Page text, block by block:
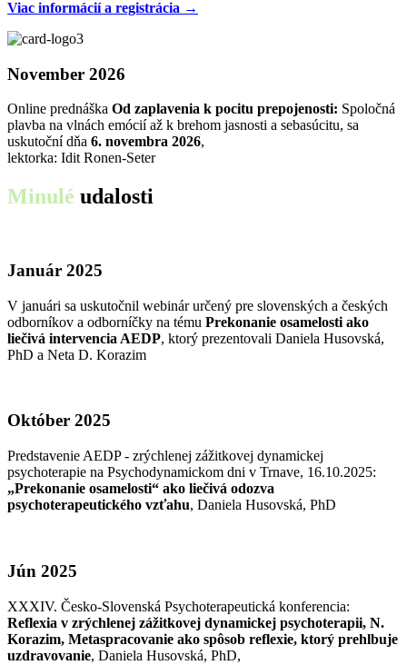
Viac informácií a registrácia →
November 2026
Online prednáška Od zaplavenia k pocitu prepojenosti: Spoločná
plavba na vlnách emócií až k brehom jasnosti a sebasúcitu, sa
uskutoční dňa 6. novembra 2026,
lektorka: Idit Ronen-Seter
Minulé udalosti
Január 2025
V januári sa uskutočnil webinár určený pre slovenských a českých
odborníkov a odborníčky na tému Prekonanie osamelosti ako
liečivá intervencia AEDP, ktorý prezentovali Daniela Husovská,
PhD a Neta D. Korazim
Október 2025
Predstavenie AEDP - zrýchlenej zážitkovej dynamickej
psychoterapie na Psychodynamickom dni v Trnave, 16.10.2025:
„Prekonanie osamelosti“ ako liečivá odozva
psychoterapeutického vzťahu, Daniela Husovská, PhD
Jún 2025
XXXIV. Česko-Slovenská Psychoterapeutická konferencia:
Reflexia v zrýchlenej zážitkovej dynamickej psychoterapii, N.
Korazim, Metaspracovanie ako spôsob reflexie, ktorý prehlbuje
uzdravovanie, Daniela Husovská, PhD,